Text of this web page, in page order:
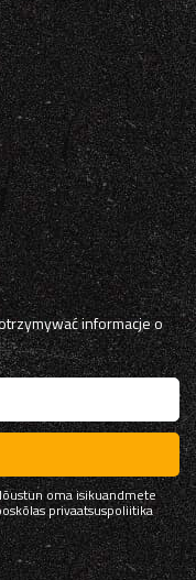
informacje o
oma isikuandmete
privaatsuspoliitika